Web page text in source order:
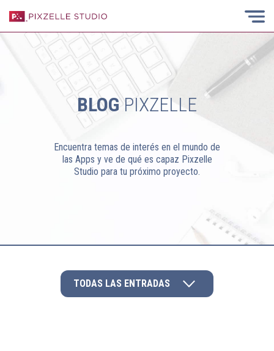
BLOGPIXZELLE
Encuentra temas de interés en el mundo de
las Apps y ve de qué es capaz Pixzelle
Studio para tu próximo proyecto.
TODAS LAS ENTRADAS